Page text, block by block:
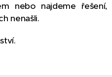
nebo najdeme řešení,
nenašli.